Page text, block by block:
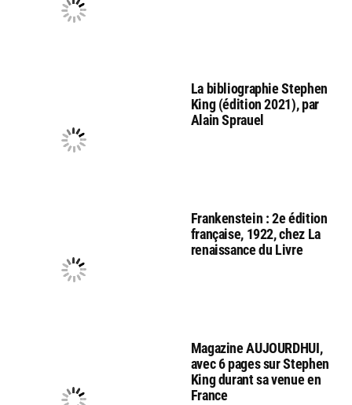
La bibliographie Stephen
King (édition 2021), par
Alain Sprauel
Frankenstein : 2e édition
française, 1922, chez La
renaissance du Livre
Magazine AUJOURDHUI,
avec 6 pages sur Stephen
King durant sa venue en
France